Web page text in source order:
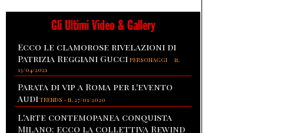
Gli Ultimi Video & Gallery
Ecco le clamorose rivelazioni di
Patrizia Reggiani Gucci PERSONAGGI
il
13/04/2021
Parata di vip a Roma per l'evento
AudiTRENDS -il 27/01/2020
L'arte contemopanea conquista
Milano: ecco la collettiva Rewind